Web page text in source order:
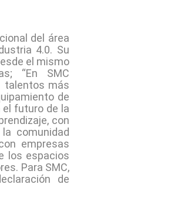
del área
4.0. Su
el mismo
“En SMC
talentos más
de
futuro de la
con
comunidad
empresas
los espacios
Para SMC,
de